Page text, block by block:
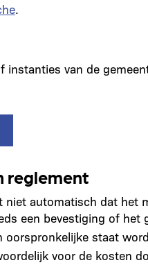
.
instanties van de
reglement
niet automatisch dat het
een bevestiging of
oorspronkelijke staat
voor de kosten